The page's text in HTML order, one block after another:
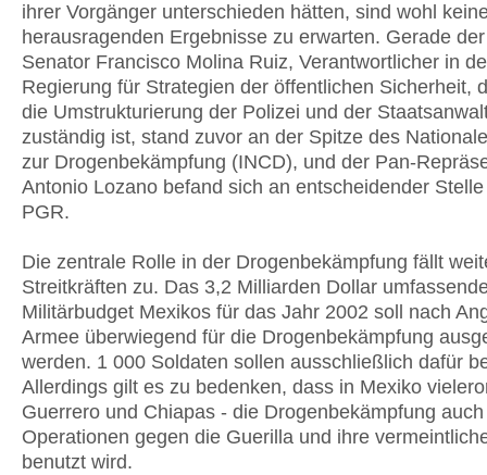
ihrer Vorgänger unterschieden hätten, sind wohl
herausragenden Ergebnisse zu erwarten. Gerade
Senator Francisco Molina Ruiz, Verantwortlicher in
Regierung für Strategien der öffentlichen Sicherheit,
die Umstrukturierung der Polizei und der
zuständig ist, stand zuvor an der Spitze des
zur Drogenbekämpfung (INCD), und der Pan-
Antonio Lozano befand sich an entscheidender
PGR.
Die zentrale Rolle in der Drogenbekämpfung fällt
Streitkräften zu. Das 3,2 Milliarden Dollar
Militärbudget Mexikos für das Jahr 2002 soll nach
Armee überwiegend für die Drogenbekämpfung
werden. 1 000 Soldaten sollen ausschließlich dafür
Allerdings gilt es zu bedenken, dass in Mexiko
Guerrero und Chiapas - die Drogenbekämpfung
Operationen gegen die Guerilla und ihre
benutzt wird.